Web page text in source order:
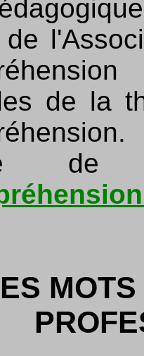
de
de la